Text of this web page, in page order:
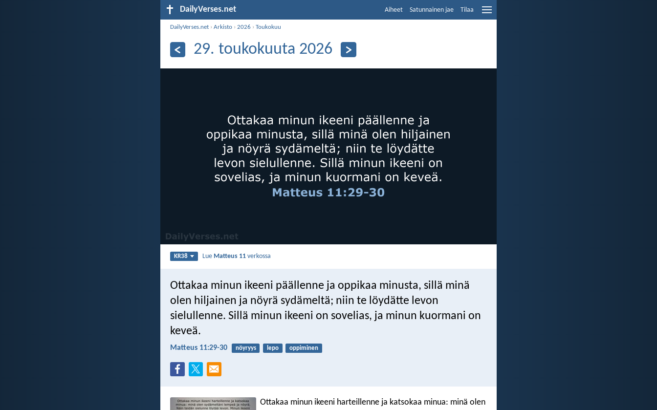
DailyVerses.net Aiheet Satunnainen jae Tilaa
DailyVerses.net ›Arkisto ›2026 ›Toukokuu
29. toukokuuta 2026
KR38 Lue Matteus 11 verkossa
Ottakaa minun ikeeni päällenne ja oppikaa minusta, sillä minä
olen hiljainen ja nöyrä sydämeltä; niin te löydätte levon
sielullenne. Sillä minun ikeeni on sovelias, ja minun kuormani on
keveä.
Matteus 11:29-30 nöyryys lepo oppiminen
Ottakaa minun ikeeni harteillenne ja katsokaa minua: minä olen